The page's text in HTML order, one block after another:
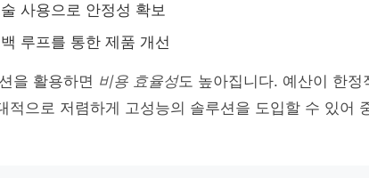
사용으로 안정성 확보
루프를 통한 제품 개선
을 활용하면 비용 효율성도 높아집니다. 예산이 한
적으로 저렴하게 고성능의 솔루션을 도입할 수 있어